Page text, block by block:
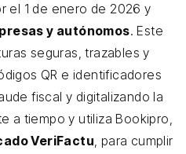
el 1 de enero de 2026 y
y autónomos. Este
seguras, trazables y
QR e identificadores
fiscal y digitalizando la
a tiempo y utiliza Bookipro,
VeriFactu, para cumplir